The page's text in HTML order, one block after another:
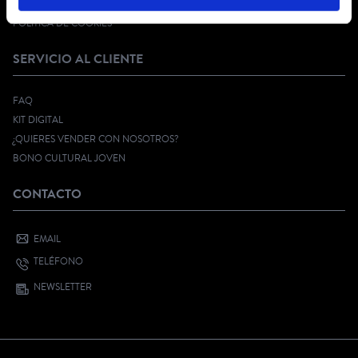
POLÍTICA DE COOKIES
SERVICIO AL CLIENTE
FAQ
KIT DIGITAL
¿QUIERES VENDER CON NOSOTROS?
BONO CULTURAL JOVEN
CONTACTO
EMAIL
TELÉFONO
NEWSLETTER